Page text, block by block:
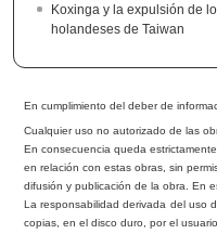
Koxinga y la expulsión de
holandeses de Taiwan
En cumplimiento del deber de
Cualquier uso no autorizado de las ob
En consecuencia queda
en relación con estas obras, sin
difusión y publicación de la obra. En
La responsabilidad derivada del uso
copias, en el disco duro, por el